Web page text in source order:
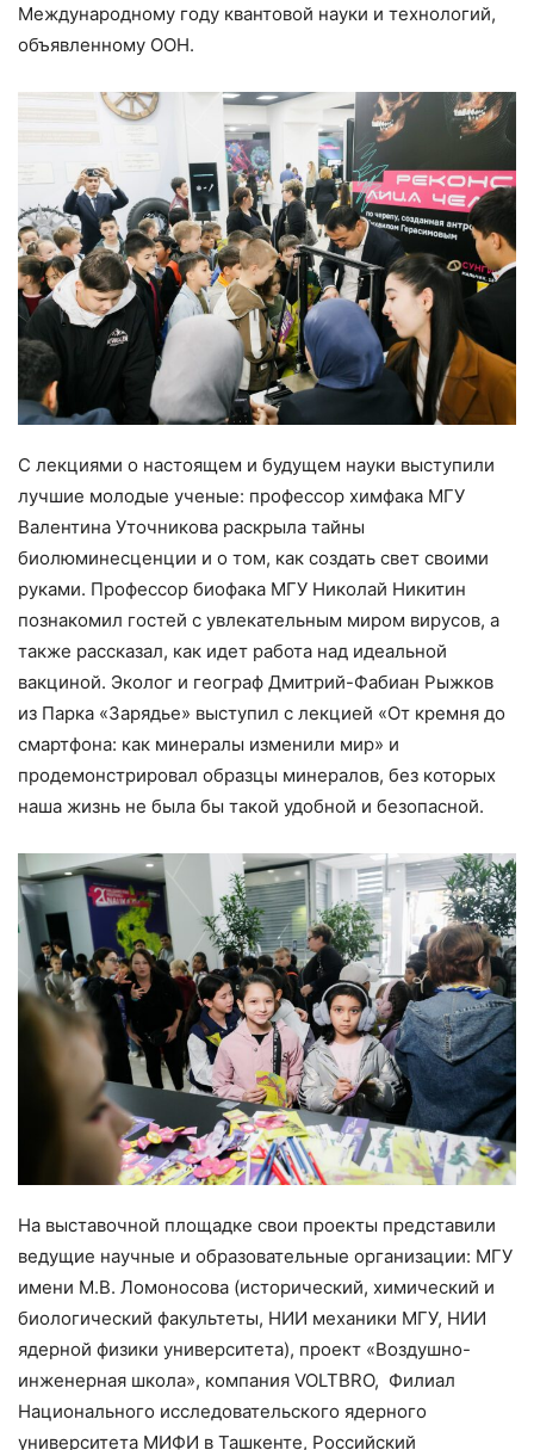
Международному году квантовой науки и технологий,
объявленному ООН.
С лекциями о настоящем и будущем науки выступили
лучшие молодые ученые: профессор химфака МГУ
Валентина Уточникова раскрыла тайны
биолюминесценции и о том, как создать свет своими
руками. Профессор биофака МГУ Николай Никитин
познакомил гостей с увлекательным миром вирусов, а
также рассказал, как идет работа над идеальной
вакциной. Эколог и географ Дмитрий-Фабиан Рыжков
из Парка «Зарядье» выступил с лекцией «От кремня до
смартфона: как минералы изменили мир» и
продемонстрировал образцы минералов, без которых
наша жизнь не была бы такой удобной и безопасной.
На выставочной площадке свои проекты представили
ведущие научные и образовательные организации: МГУ
имени М.В. Ломоносова (исторический, химический и
биологический факультеты, НИИ механики МГУ, НИИ
ядерной физики университета), проект «Воздушно-
инженерная школа», компания VOLTBRO, Филиал
Национального исследовательского ядерного
университета МИФИ в Ташкенте, Российский